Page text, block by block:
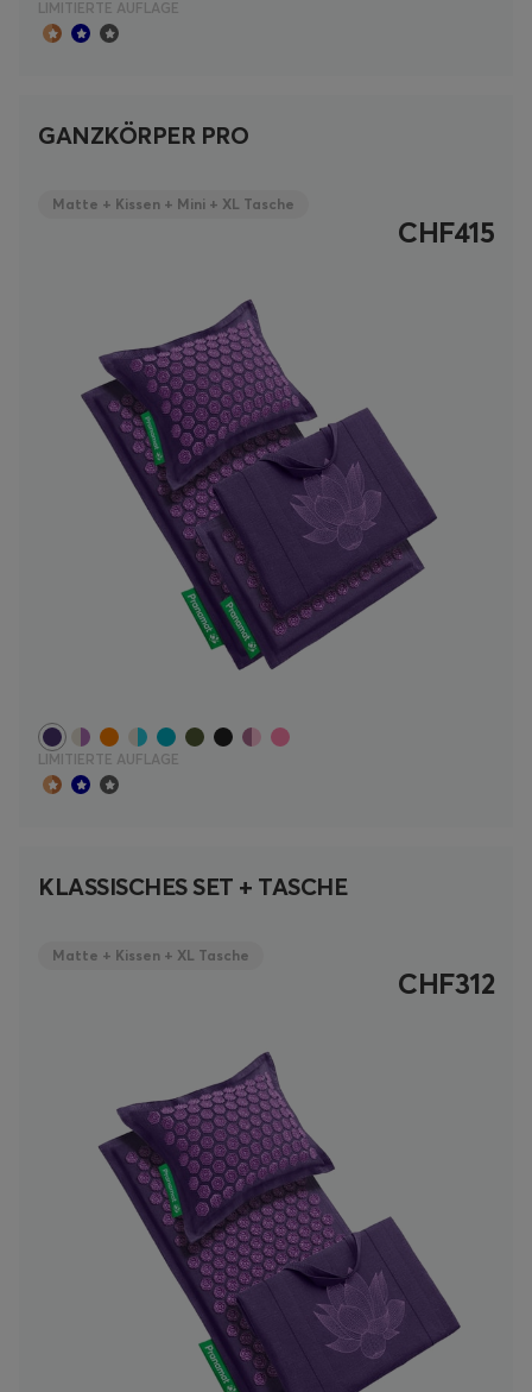
LIMITIERTE AUFLAGE
GANZKÖRPER PRO
Matte + Kissen + Mini + XL Tasche
CHF415
LIMITIERTE AUFLAGE
KLASSISCHES SET + TASCHE
Matte + Kissen + XL Tasche
CHF312